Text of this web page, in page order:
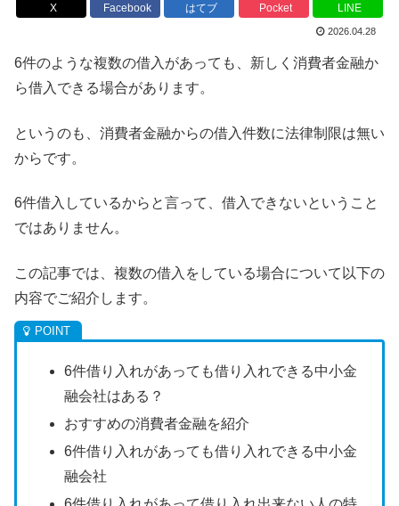
X Facebook はてブ Pocket LINE
2026.04.28
6件のような複数の借入があっても、新しく消費者金融か
ら借入できる場合があります。
というのも、消費者金融からの借入件数に法律制限は無い
からです。
6件借入しているからと言って、借入できないということ
ではありません。
この記事では、複数の借入をしている場合について以下の
内容でご紹介します。
6件借り入れがあっても借り入れできる中小金
融会社はある？
おすすめの消費者金融を紹介
6件借り入れがあっても借り入れできる中小金
融会社